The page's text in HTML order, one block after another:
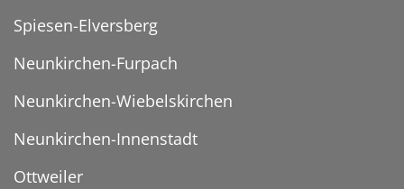
Spiesen-Elversberg
Neunkirchen-Furpach
Neunkirchen-Wiebelskirchen
Neunkirchen-Innenstadt
Ottweiler